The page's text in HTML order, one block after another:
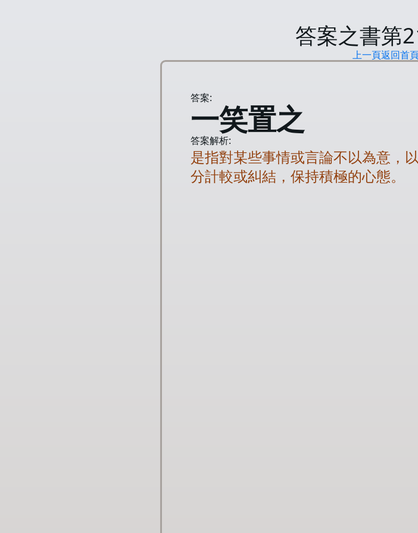
答案之書第
上一頁返回首
答案:
一笑置之
答案解析:
是指對某些事情或言論不以為意，
分計較或糾結，保持積極的心態。